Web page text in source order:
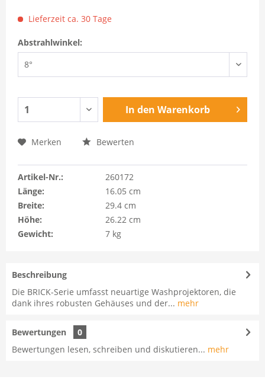
Lieferzeit ca. 30 Tage
Abstrahlwinkel:
In den Warenkorb
Merken Bewerten
Artikel-Nr.:
260172
Länge:
16.05 cm
Breite:
29.4 cm
Höhe:
26.22 cm
Gewicht:
7 kg
Beschreibung
Die BRICK-Serie umfasst neuartige Washprojektoren, die
dank ihres robusten Gehäuses und der... mehr
Bewertungen
0
Bewertungen lesen, schreiben und diskutieren... mehr